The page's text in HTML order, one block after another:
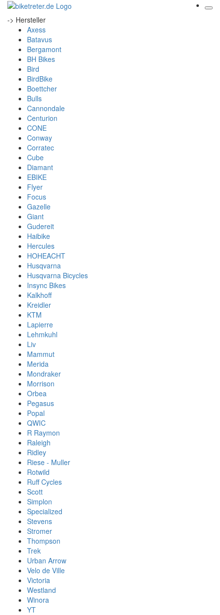
-> Hersteller
Axess
Batavus
Bergamont
BH Bikes
Bird
BirdBike
Boettcher
Bulls
Cannondale
Centurion
CONE
Conway
Corratec
Cube
Diamant
EBIKE
Flyer
Focus
Gazelle
Giant
Gudereit
Haibike
Hercules
HOHEACHT
Husqvarna
Husqvarna Bicycles
Insync Bikes
Kalkhoff
Kreidler
KTM
Lapierre
Lehmkuhl
Liv
Mammut
Merida
Mondraker
Morrison
Orbea
Pegasus
Popal
QWIC
R Raymon
Raleigh
Ridley
Riese - Muller
Rotwild
Ruff Cycles
Scott
Simplon
Specialized
Stevens
Stromer
Thompson
Trek
Urban Arrow
Velo de Ville
Victoria
Westland
Winora
YT